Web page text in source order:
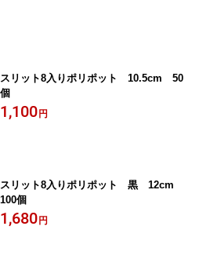
スリット8入りポリポット 10.5cm 50
個
1,100 円
スリット8入りポリポット 黒 12cm
100個
1,680 円